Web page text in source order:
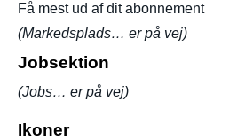
Få mest ud af dit abonnement
(Markedsplads… er på vej)
Jobsektion
(Jobs… er på vej)
Ikoner